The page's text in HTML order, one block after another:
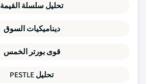
تحليل سلسلة القيمة
ديناميكيات السوق
قوى بورتر الخمس
تحليل PESTLE